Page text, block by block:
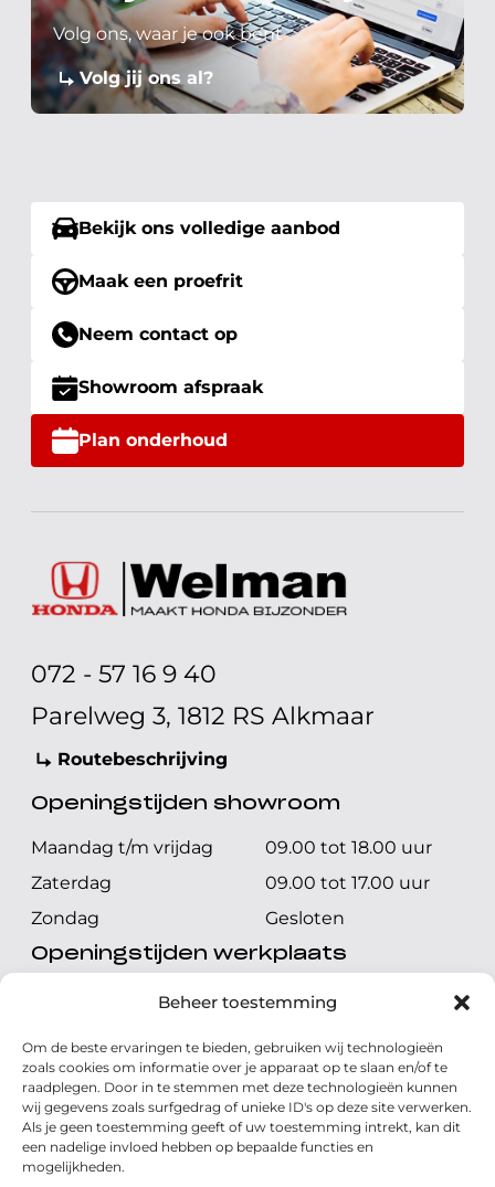
Beheer toestemming
Om de beste ervaringen te bieden, gebruiken wij technologieën
zoals cookies om informatie over je apparaat op te slaan en/of te
raadplegen. Door in te stemmen met deze technologieën kunnen
wij gegevens zoals surfgedrag of unieke ID's op deze site verwerken.
Als je geen toestemming geeft of uw toestemming intrekt, kan dit
een nadelige invloed hebben op bepaalde functies en
mogelijkheden.
Volg ons, waar je ook bent
Volg jij ons al?
Bekijk ons volledige aanbod
Maak een proefrit
Neem contact op
Showroom afspraak
Plan onderhoud
072 - 57 16 9 40
Parelweg 3, 1812 RS Alkmaar
Routebeschrijving
Openingstijden showroom
Maandag t/m vrijdag
09.00 tot 18.00 uur
Zaterdag
09.00 tot 17.00 uur
Zondag
Gesloten
Openingstijden werkplaats
Maandag t/m vrijdag
08.00 tot 17.00 uur
Zondag
Gesloten
Volg ons